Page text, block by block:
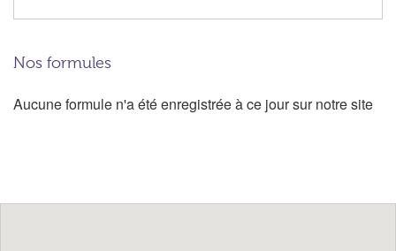
Nos formules
Aucune formule n'a été enregistrée à ce jour sur notre site